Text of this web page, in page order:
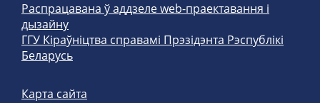
Распрацавана ў аддзеле web-праектавання і
дызайну
ГГУ Кіраўніцтва справамі Прэзідэнта Рэспублікі
Беларусь
Карта сайта